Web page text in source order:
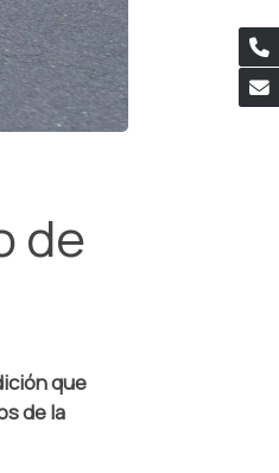
de
que
de la